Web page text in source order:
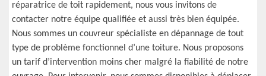
réparatrice de toit rapidement, nous vous invitons de
contacter notre équipe qualifiée et aussi très bien équipée.
Nous sommes un couvreur spécialiste en dépannage de tout
type de problème fonctionnel d’une toiture. Nous proposons
un tarif d’intervention moins cher malgré la fiabilité de notre